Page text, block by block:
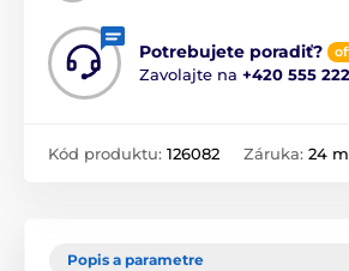
Potrebujete poradiť?
Zavolajte na +420 555
Kód produktu: 126082 Záruka: 24
Popis a parametre